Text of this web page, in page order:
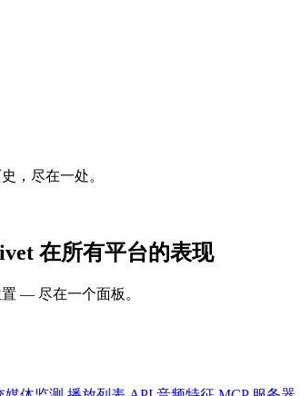
，尽在一处。
在所有平台的表现
— 尽在一个面板。